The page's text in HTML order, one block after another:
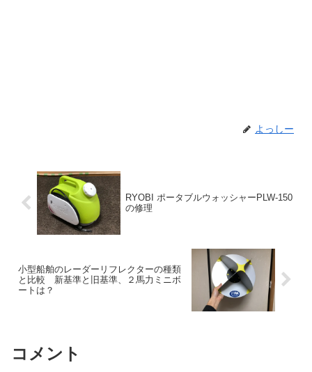
よっしー
RYOBI ポータブルウォッシャーPLW-150
の修理
小型船舶のレーダーリフレクターの種類
と比較 新基準と旧基準、２馬力ミニボ
ートは？
コメント